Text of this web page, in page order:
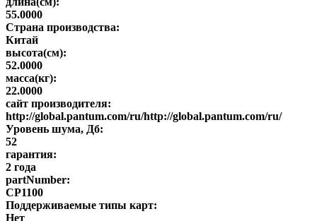
55.0000
Страна производства:
Китай
высота(см):
52.0000
масса(кг):
22.0000
сайт производителя:
http://global.pantum.com/ru/http://global.pantum.com/ru/
Уровень шума, Дб:
52
гарантия:
2 года
partNumber:
CP1100
Поддерживаемые типы карт:
Нет